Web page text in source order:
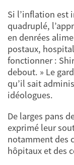
Si l’inflation est
quadruplé,
en denrées
postaux,
fonctionner :
debout. » Le
qu’il sait
idéologues.
De larges pans
exprimé leur
notamment des
hôpitaux et des